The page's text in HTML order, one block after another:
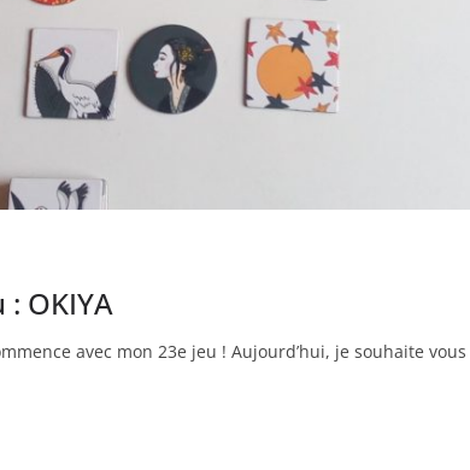
OKIYA
avec mon 23e jeu ! Aujourd’hui, je souhaite vous